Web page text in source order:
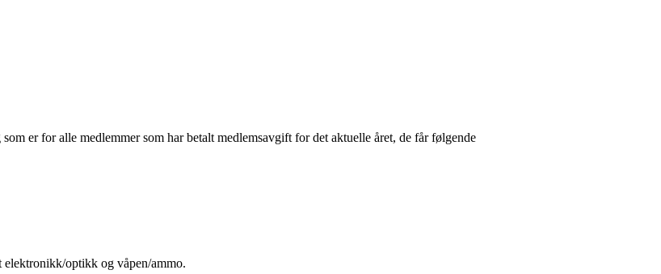
er for alle medlemmer som har betalt medlemsavgift for det aktuelle året, de får følgende
elektronikk/optikk og våpen/ammo.